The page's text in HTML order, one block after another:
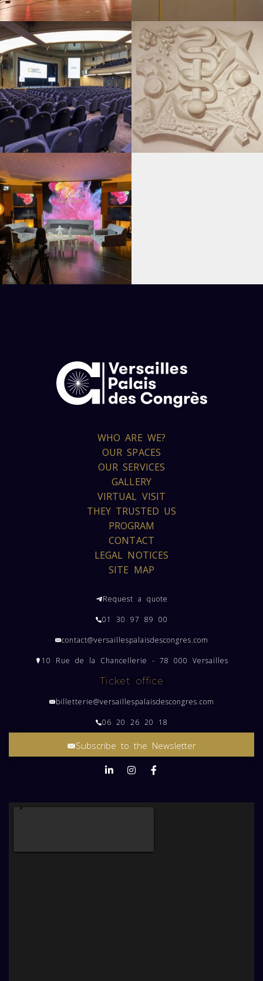
WHO ARE WE?
OUR SPACES
OUR SERVICES
GALLERY
VIRTUAL VISIT
THEY TRUSTED US
PROGRAM
CONTACT
LEGAL NOTICES
SITE MAP
Request a quote
01 30 97 89 00
contact@versaillespalaisdescongres.com
10 Rue de la Chancellerie - 78 000 Versailles
Ticket office
billetterie@versaillespalaisdescongres.com
06 20 26 20 18
Subscribe to the Newsletter